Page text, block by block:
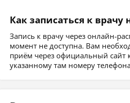
Как записаться к врачу
Запись к врачу через онлайн-
момент не доступна. Вам
приём через официальный сайт
указанному там номеру